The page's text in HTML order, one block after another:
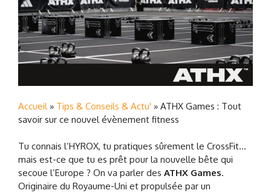
Accueil » Tips & Conseils & Actu' » ATHX Games : Tout
savoir sur ce nouvel évènement fitness
Tu connais l’HYROX, tu pratiques sûrement le CrossFit…
mais est-ce que tu es prêt pour la nouvelle bête qui
secoue l’Europe ? On va parler des ATHX Games.
Originaire du Royaume-Uni et propulsée par un